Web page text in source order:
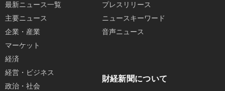
最新ニュース一覧
主要ニュース
企業・産業
マーケット
経済
経営・ビジネス
政治・社会
プレスリリース
ニュースキーワード
音声ニュース
財経新聞について